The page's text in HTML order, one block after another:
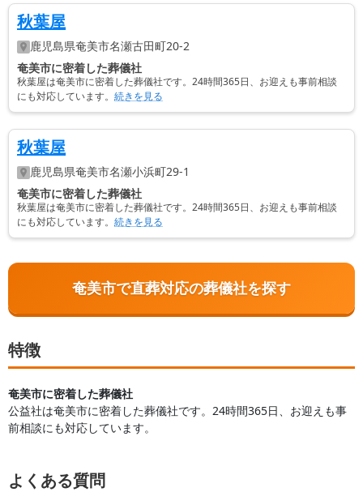
秋葉屋
鹿児島県奄美市名瀬古田町20-2
奄美市に密着した葬儀社
秋葉屋は奄美市に密着した葬儀社です。24時間365日、お迎えも事前相談
にも対応しています。 続きを見る
秋葉屋
鹿児島県奄美市名瀬小浜町29-1
奄美市に密着した葬儀社
秋葉屋は奄美市に密着した葬儀社です。24時間365日、お迎えも事前相談
にも対応しています。 続きを見る
奄美市で直葬対応の葬儀社を探す
特徴
奄美市に密着した葬儀社
公益社は奄美市に密着した葬儀社です。24時間365日、お迎えも事
前相談にも対応しています。
よくある質問